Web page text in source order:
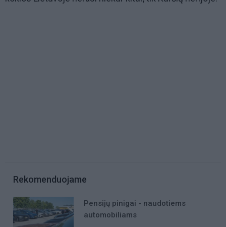
Rekomenduojame
Pensijų pinigai - naudotiems
automobiliams